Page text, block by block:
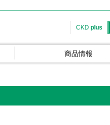
CKD plus
商品情報